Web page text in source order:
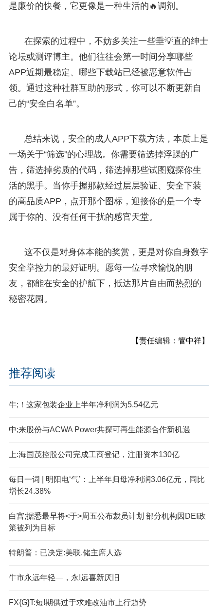
是廉价的快餐，它更像是一种生活的🔥调剂。
在探索的过程中，不妨多关注一些垂💡直的绅士
论坛或测评博主。他们往往会第一时间分享哪些
APP近期最稳定、哪些下载站已经被恶意软件占
领。通过这种社群互助的形式，你可以不断更新自
己的“安全白名单”。
总结来说，安全的成人APP下载方法，本质上是
一场关于“筛选”的心理战。你需要筛选掉浮躁的广
告，筛选掉劣质的代码，筛选掉那些试图窥探你生
活的黑手。当你手握那款经过层层验证、安全下装
的高品质APP，点开那个图标，迎接你的是一个专
属于你的、没有任何干扰的感官天堂。
这不仅是对身体本能的奖赏，更是对你自身数字
安全掌控力的最好证明。愿每一位寻求愉悦的朋
友，都能在安全的护航下，抵达那片自由而热烈的
秘密花园。
【责任编辑：管中祥】
推荐阅读
牛;！这家包装企业上半年净利润为5.54亿元
中;来股份与ACWA Power共探可再生能源合作新机遇
上:海国茂控股公司完成工商登记，注册资本130亿
每日一词 | 明阳电‘气’：上半年归母净利润3.06亿元，同比
增长24.38%
白宫;据悉最早将<于>周五公布裁员计划 部分机构因DEI政
策被列为目标
特朗普：已决定:美联.储主席人选
牛市永远年轻—，永!远喜新厌旧
FX{G}T:短!期供过于求难改油市上行趋势